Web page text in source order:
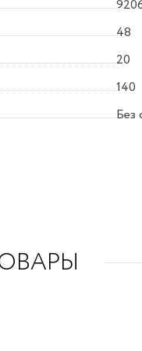
48
20
140
Без